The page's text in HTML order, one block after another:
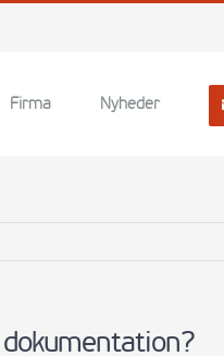
Firma Nyheder